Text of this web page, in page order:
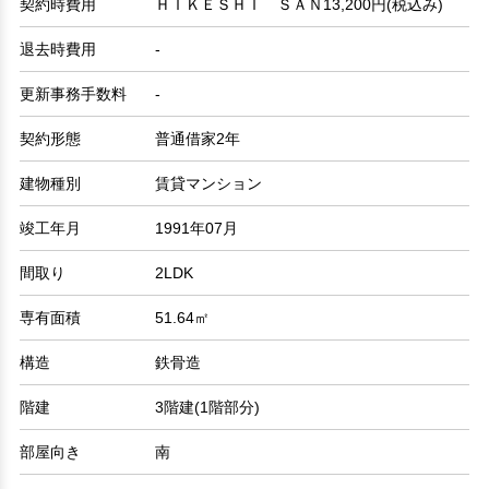
契約時費用 ＨＩＫＥＳＨＩ ＳＡＮ13,200円(税込み)
退去時費用 -
更新事務手数料 -
契約形態 普通借家2年
建物種別 賃貸マンション
竣工年月 1991年07月
間取り 2LDK
専有面積 51.64㎡
構造 鉄骨造
階建 3階建(1階部分)
部屋向き 南